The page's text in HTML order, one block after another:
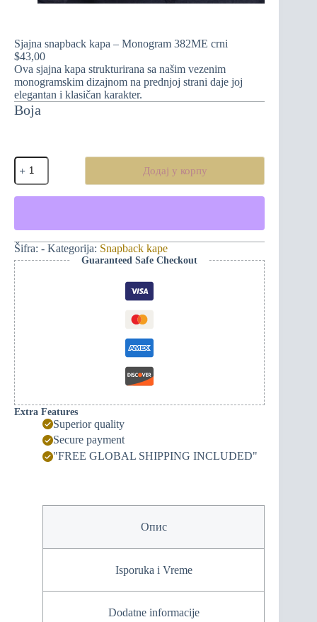
Sjajna snapback kapa – Monogram 382ME crni
$43,00
Ova sjajna kapa strukturirana sa našim vezenim
monogramskim dizajnom na prednjoj strani daje joj
elegantan i klasičan karakter.
Boja
Sjajna
snapback
kapa
-
crni
количина
Додај у корпу
Šifra: - Kategorija: Snapback kape
Guaranteed Safe Checkout
Extra Features
Superior quality
Secure payment
"FREE GLOBAL SHIPPING INCLUDED"
Опис
Isporuka i Vreme
Dodatne informacije